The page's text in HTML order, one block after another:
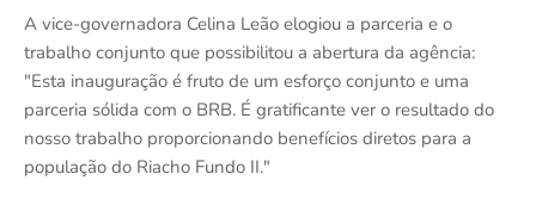
A vice-governadora Celina Leão elogiou a parceria e o
trabalho conjunto que possibilitou a abertura da agência:
"Esta inauguração é fruto de um esforço conjunto e uma
parceria sólida com o BRB. É gratificante ver o resultado do
nosso trabalho proporcionando benefícios diretos para a
população do Riacho Fundo II."